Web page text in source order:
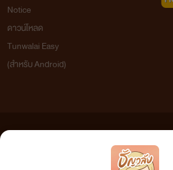
Notice
ดาวน์โหลด
Tunwalai Easy
(สำหรับ Android)
เว็บไซต์แห่งนี้ไม่ได้เห็นด้วยและไม่ขอรับผิดชอบต่อข้อความใดๆ ทั้ง
วิจารณญาณในการกลั่นกรองด้วยตนเอง และหากท่านพบข้อความใ